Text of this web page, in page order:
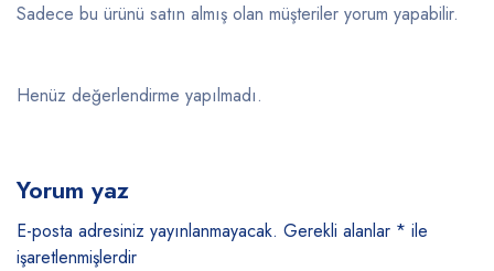
Sadece bu ürünü satın almış olan müşteriler yorum yapabilir.
Henüz değerlendirme yapılmadı.
Yorum yaz
E-posta adresiniz yayınlanmayacak. Gerekli alanlar * ile
işaretlenmişlerdir